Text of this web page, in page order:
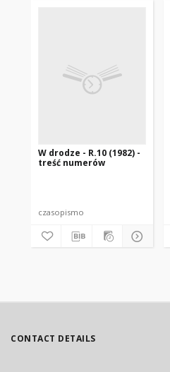
W drodze - R.10 (1982) -
treść numerów
czasopismo
CONTACT DETAILS